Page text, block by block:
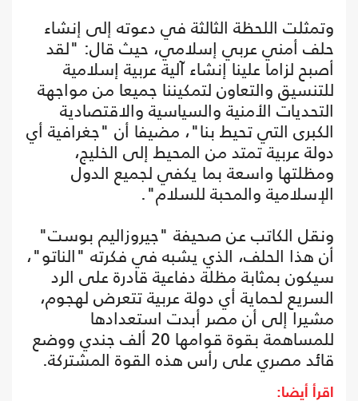
وتمثلت اللحظة الثالثة في دعوته إلى إنشاء
حلف أمني عربي إسلامي، حيث قال: "لقد
أصبح لزاما علينا إنشاء آلية عربية إسلامية
للتنسيق والتعاون لتمكيننا جميعا من مواجهة
التحديات الأمنية والسياسية والاقتصادية
الكبرى التي تحيط بنا"، مضيفا أن "جغرافية أي
دولة عربية تمتد من المحيط إلى الخليج،
ومظلتها واسعة بما يكفي لجميع الدول
الإسلامية والمحبة للسلام".
ونقل الكاتب عن صحيفة "جيروزاليم بوست"
أن هذا الحلف، الذي يشبه في فكرته "الناتو"،
سيكون بمثابة مظلة دفاعية قادرة على الرد
السريع لحماية أي دولة عربية تتعرض لهجوم،
مشيرا إلى أن مصر أبدت استعدادها
للمساهمة بقوة قوامها 20 ألف جندي ووضع
قائد مصري على رأس هذه القوة المشتركة.
اقرأ أيضا: